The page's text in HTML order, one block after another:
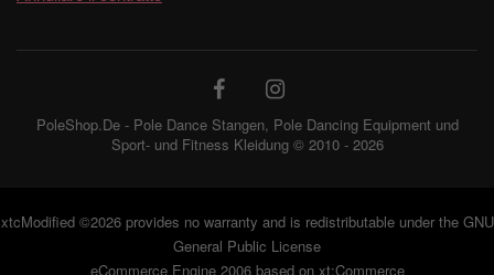
PoleShop.De - Pole Dance Stangen, Pole Dancing Equipment und
Sport- und Fitness Kleidung © 2010 - 2026
xtcModified©2026 provides no warranty and is redistributable under the GNU
General Public License
eCommerce Engine 2006 based on xt:Commerce